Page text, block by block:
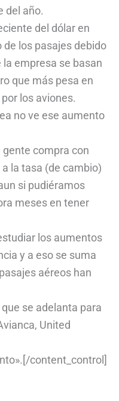
del año.
del dólar en
los pasajes debido
la empresa se basan
que más pesa en
los aviones.
no ve ese aumento
gente compra con
la tasa (de cambio)
si pudiéramos
meses en tener
los aumentos
y a eso se suma
aéreos han
se adelanta para
United
content_control]